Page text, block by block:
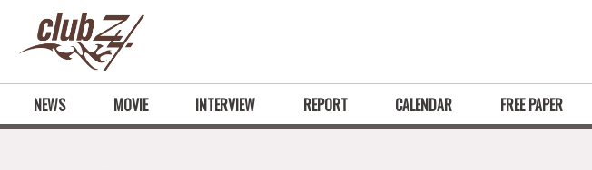
NEWS MOVIE INTERVIEW REPORT CALENDAR FREE PAPER